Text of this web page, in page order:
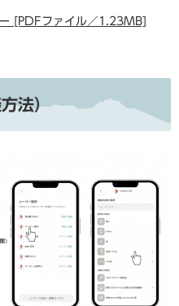
[PDFファイル／1.23MB]
法）